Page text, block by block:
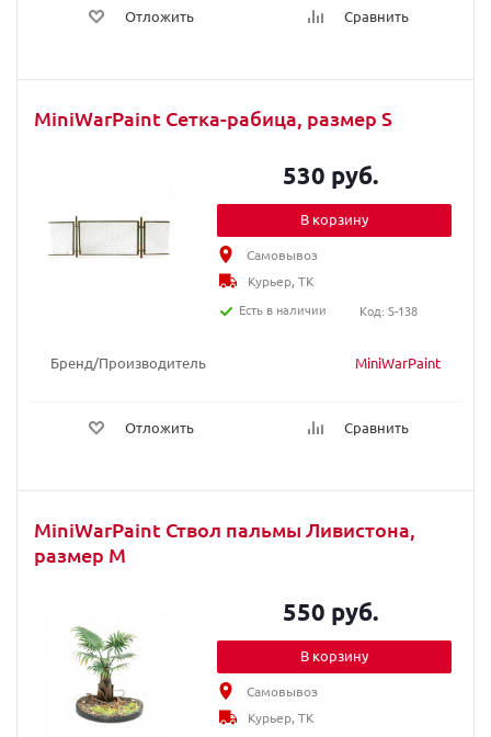
Отложить Сравнить
MiniWarPaint Сетка-рабица, размер S
Бренд/Производитель MiniWarPaint
Отложить Сравнить
530 руб.
В корзину
Самовывоз
Курьер, ТК
Есть в наличии
Код: S-138
MiniWarPaint Ствол пальмы Ливистона,
размер M
550 руб.
В корзину
Самовывоз
Курьер, ТК